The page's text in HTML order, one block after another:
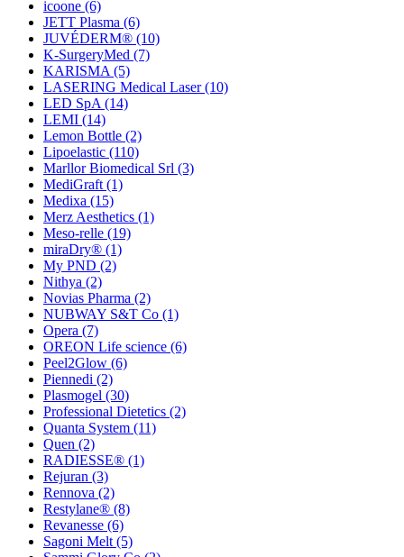
icoone (6)
JETT Plasma (6)
JUVÉDERM® (10)
K-SurgeryMed (7)
KARISMA (5)
LASERING Medical Laser(10)
LED SpA (14)
LEMI (14)
Lemon Bottle (2)
Lipoelastic (110)
Marllor Biomedical Srl (3)
MediGraft (1)
Medixa (15)
Merz Aesthetics (1)
Meso-relle (19)
miraDry® (1)
My PND (2)
Nithya (2)
Novias Pharma (2)
NUBWAY S&T Co (1)
Opera (7)
OREON Life science (6)
Peel2Glow (6)
Piennedi (2)
Plasmogel (30)
Professional Dietetics (2)
Quanta System (11)
Quen (2)
RADIESSE® (1)
Rejuran (3)
Rennova (2)
Restylane® (8)
Revanesse (6)
Sagoni Melt (5)